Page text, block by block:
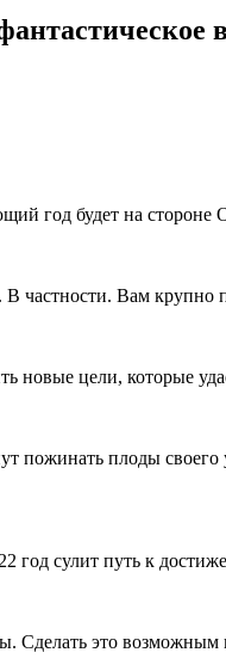
год будет на
Вам крупно
новые цели, которые
пожинать плоды
год сулит путь к
Сделать это